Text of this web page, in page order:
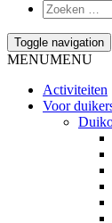
Toggle navigation
MENUMENU
Activiteiten
Voor